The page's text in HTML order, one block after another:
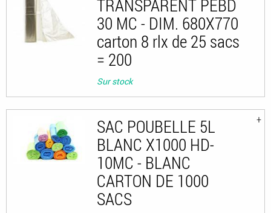
TRANSPARENT PEBD
30 MC - DIM. 680X770
carton 8 rlx de 25 sacs
= 200
Sur stock
SAC POUBELLE 5L
BLANC X1000 HD-
10MC - BLANC
CARTON DE 1000
SACS